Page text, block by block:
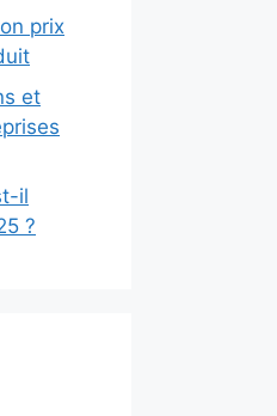
prix
et
il
?